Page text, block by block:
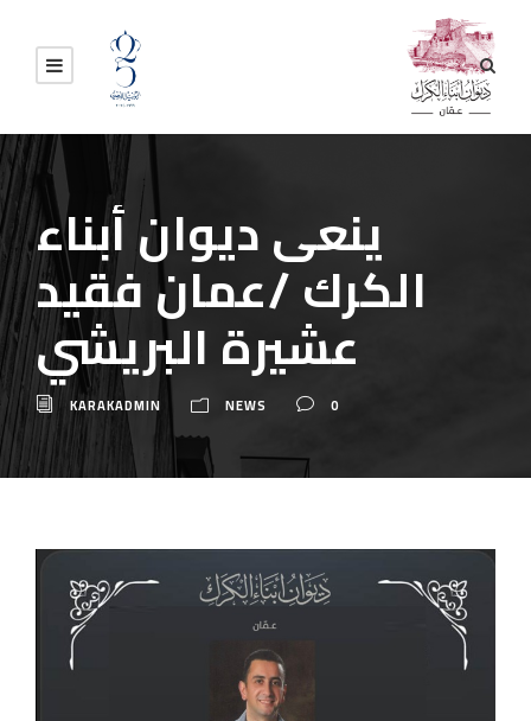
ينعى ديوان أبناء
الكرك /عمان فقيد
عشيرة البريشي
KARAKADMIN NEWS 0